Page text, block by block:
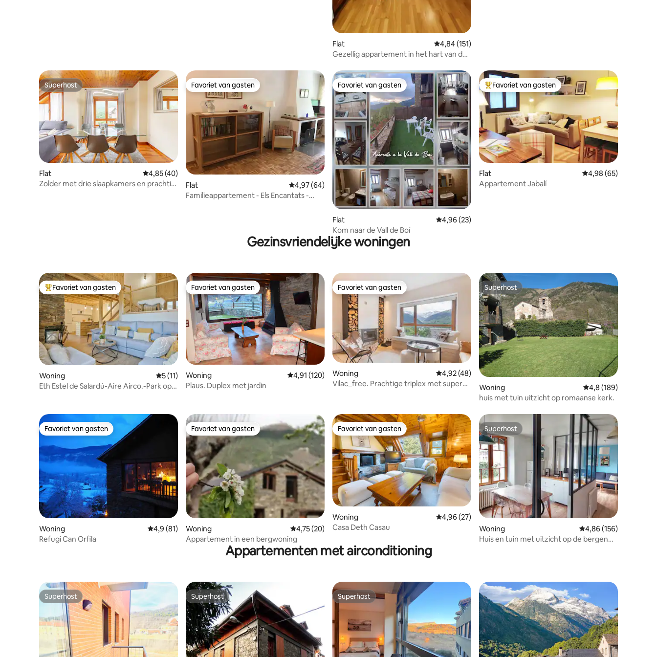
Flat Gemiddelde beoordeling van 4,84 op 5, 151 recensies
4,84 (151)
Gezellig appartement in het hart van de
Superhost
Superhost
Flat Gemiddelde beoordeling van 4,85 op 5, 40 recensies
4,85 (40)
Zolder met drie slaapkamers en prachtig
Favoriet van gasten
Favoriet van gasten
Flat Gemiddelde beoordeling van 4,97 op 5, 64 recensies
4,97 (64)
Familieappartement - Els Encantats -
Favoriet van gasten
Favoriet van gasten
Flat Gemiddelde beoordeling van 4,96 op 5, 23 recensies
4,96 (23)
Kom naar de Vall de Boí
Topfavoriet van gasten
Favoriet van gasten
Flat Gemiddelde
4,98 (65)
Appartement Jabalí
Gezinsvriendelijke woningen
Topfavoriet van gasten
Favoriet van gasten
Woning Gemiddelde beoordeling van 5 op 5, 11 recensies
5 (11)
Eth Estel de Salardú-Aire Airco.-Park op 1
Favoriet van gasten
Favoriet van gasten
Woning Gemiddelde beoordeling van 4,91 op 5, 120 recensies
4,91 (120)
Plaus. Duplex met jardin
Favoriet van gasten
Favoriet van gasten
Woning Gemiddelde beoordeling van 4,92 op 5, 48 recensies
4,92 (48)
Vilac_free. Prachtige triplex met super
Superhost
Superhost
Woning Gemiddelde
4,8 (189)
huis met tuin uitzicht op romaanse kerk.
Favoriet van gasten
Favoriet van gasten
Woning Gemiddelde beoordeling van 4,9 op 5, 81 recensies
4,9 (81)
Refugi Can Orfila
Favoriet van gasten
Favoriet van gasten
Woning Gemiddelde beoordeling van 4,75 op 5, 20 recensies
4,75 (20)
Appartement in een bergwoning
Favoriet van gasten
Favoriet van gasten
Woning Gemiddelde beoordeling van 4,96 op 5, 27 recensies
4,96 (27)
Casa Deth Casau
Superhost
Superhost
Woning Gemiddelde
4,86 (156)
Huis en tuin met uitzicht op de bergen
Appartementen met airconditioning
Superhost
Superhost Superhost
Superhost Superhost
Superhost